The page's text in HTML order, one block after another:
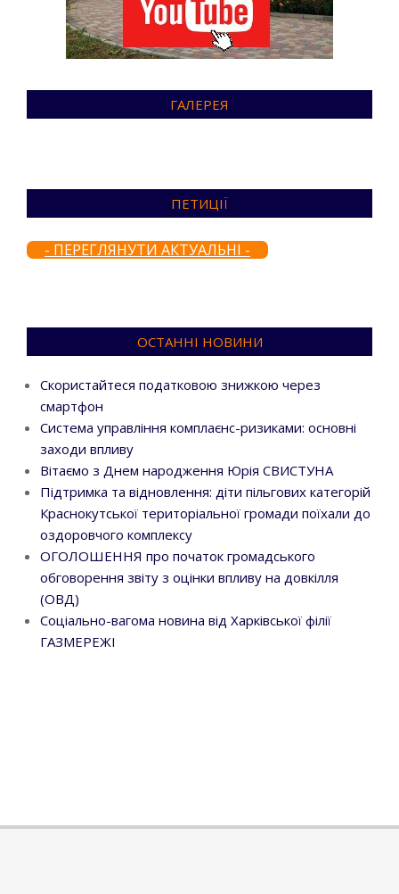
ГАЛЕРЕЯ
ПЕТИЦІЇ
- ПЕРЕГЛЯНУТИ АКТУАЛЬНІ -
ОСТАННІ НОВИНИ
Скористайтеся податковою знижкою через
смартфон
Система управління комплаєнс-ризиками: основні
заходи впливу
Вітаємо з Днем народження Юрія СВИСТУНА
Підтримка та відновлення: діти пільгових категорій
Краснокутської територіальної громади поїхали до
оздоровчого комплексу
ОГОЛОШЕННЯ про початок громадського
обговорення звіту з оцінки впливу на довкілля
(ОВД)
Соціально-вагома новина від Харківської філії
ГАЗМЕРЕЖІ